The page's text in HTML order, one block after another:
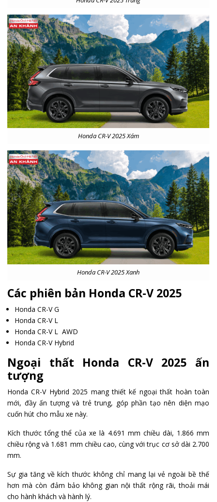
Honda CR-V 2025 Xám
Honda CR-V 2025 Xanh
Các phiên bản Honda CR-V 2025
Honda CR-V G
Honda CR-V L
Honda CR-V L AWD
Honda CR-V Hybrid
Ngoại thất Honda CR-V 2025 ấn
tượng
Honda CR-V Hybrid 2025 mang thiết kế ngoại thất hoàn toàn
mới, đầy ấn tượng và trẻ trung, góp phần tạo nên diện mạo
cuốn hút cho mẫu xe này.
Kích thước tổng thể của xe là 4.691 mm chiều dài, 1.866 mm
chiều rộng và 1.681 mm chiều cao, cùng với trục cơ sở dài 2.700
mm.
Sự gia tăng về kích thước không chỉ mang lại vẻ ngoài bề thế
hơn mà còn đảm bảo không gian nội thất rộng rãi, thoải mái
cho hành khách và hành lý.